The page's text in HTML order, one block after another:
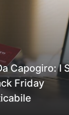
Capogiro: I
Friday